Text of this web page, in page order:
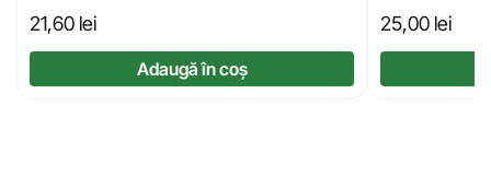
21,60 lei
Adaugă în coș
25,00 lei